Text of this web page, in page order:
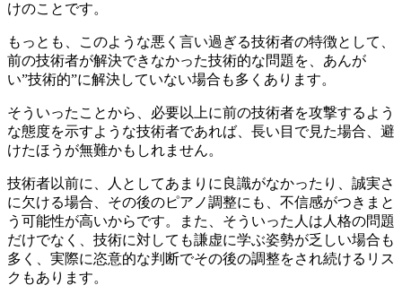
けのことです。
もっとも、このような悪く言い過ぎる技術者の特徴として、
前の技術者が解決できなかった技術的な問題を、あんが
い”技術的”に解決していない場合も多くあります。
そういったことから、必要以上に前の技術者を攻撃するよう
な態度を示すような技術者であれば、長い目で見た場合、避
けたほうが無難かもしれません。
技術者以前に、人としてあまりに良識がなかったり、誠実さ
に欠ける場合、その後のピアノ調整にも、不信感がつきまと
う可能性が高いからです。また、そういった人は人格の問題
だけでなく、技術に対しても謙虚に学ぶ姿勢が乏しい場合も
多く、実際に恣意的な判断でその後の調整をされ続けるリス
クもあります。